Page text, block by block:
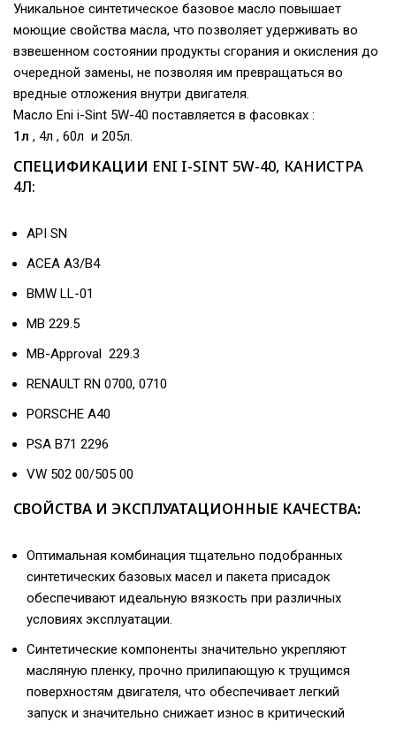
Уникальное синтетическое базовое масло повышает
моющие свойства масла, что позволяет удерживать во
взвешенном состоянии продукты сгорания и окисления до
очередной замены, не позволяя им превращаться во
вредные отложения внутри двигателя.
Масло Eni i-Sint 5W-40 поставляется в фасовках :
1л , 4л , 60л и 205л.
СПЕЦИФИКАЦИИ ENI I-SINT 5W-40, КАНИСТРА
4Л:
API SN
ACEA A3/B4
BMW LL-01
MB 229.5
MB-Approval 229.3
RENAULT RN 0700, 0710
PORSCHE A40
PSA B71 2296
VW 502 00/505 00
СВОЙСТВА И ЭКСПЛУАТАЦИОННЫЕ КАЧЕСТВА:
Оптимальная комбинация тщательно подобранных
синтетических базовых масел и пакета присадок
обеспечивают идеальную вязкость при различных
условиях эксплуатации.
Синтетические компоненты значительно укрепляют
масляную пленку, прочно прилипающую к трущимся
поверхностям двигателя, что обеспечивает легкий
запуск и значительно снижает износ в критический